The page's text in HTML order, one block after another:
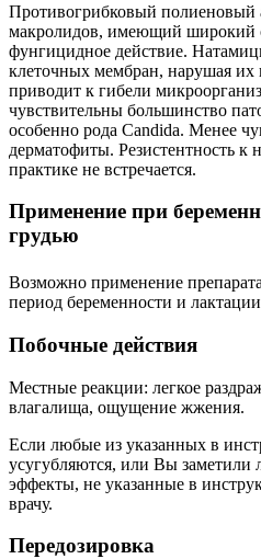
Противогрибковый полиеновый
макролидов, имеющий широкий
фунгицидное действие.
клеточных мембран, нарушая их
приводит к гибели
чувствительны большинство
особенно рода Candida. Менее
дерматофиты. Резистентность к
практике не встречается.
Применение при
грудью
Возможно применение
период беременности и
Побочные действия
Местные реакции: легкое
влагалища, ощущение жжения.
Если любые из указанных в
усугубляются, или Вы
эффекты, не указанные в
врачу.
Передозировка